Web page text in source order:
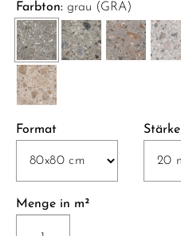
Farbton: grau (GRA)
Format Stärke
Menge in m²